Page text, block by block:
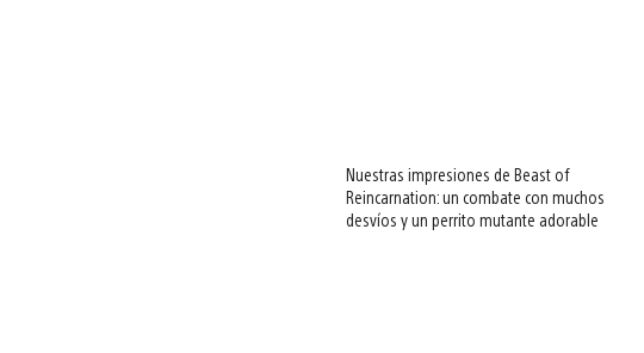
Nuestras impresiones de Beast of
Reincarnation: un combate con muchos
desvíos y un perrito mutante adorable